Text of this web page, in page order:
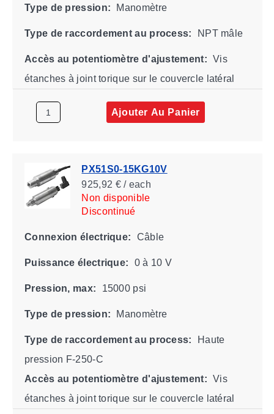
Type de pression: Manomètre
Type de raccordement au process: NPT mâle
Accès au potentiomètre d'ajustement: Vis
étanches à joint torique sur le couvercle latéral
Ajouter Au Panier
PX51S0-15KG10V
925,92 € / each
Non disponible
Discontinué
Connexion électrique: Câble
Puissance électrique: 0 à 10 V
Pression, max: 15000 psi
Type de pression: Manomètre
Type de raccordement au process:
Haute
pression F-250-C
Accès au potentiomètre d'ajustement: Vis
étanches à joint torique sur le couvercle latéral